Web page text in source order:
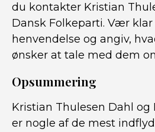
du kontakter Kristian
Dansk Folkeparti. Vær
henvendelse og angiv,
ønsker at tale med dem
Opsummering
Kristian Thulesen Dahl og
er nogle af de mest